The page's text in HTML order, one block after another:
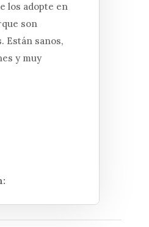
los adopte en
son
Están sanos,
y muy